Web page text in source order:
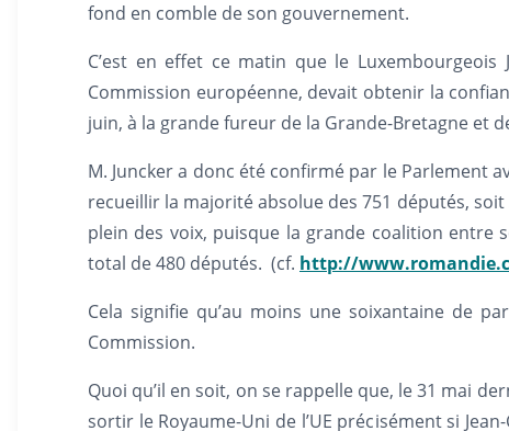
fond en comble de son gouvernement.
C’est en effet ce matin que le
Commission européenne, devait obtenir la
juin, à la grande fureur de la Grande-Bretagne et
M. Juncker a donc été confirmé par le Parlement
recueillir la majorité absolue des 751 députés,
plein des voix, puisque la grande coalition entre
total de 480 députés. (cf. http://
Cela signifie qu’au moins une soixantaine de
Commission.
Quoi qu’il en soit, on se rappelle que, le 31 mai
sortir le Royaume-Uni de l’UE précisément si